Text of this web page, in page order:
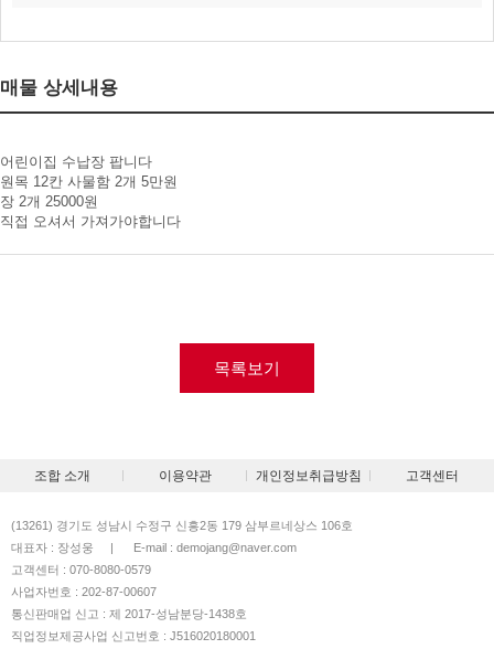
매물 상세내용
어린이집 수납장 팝니다
원목 12칸 사물함 2개 5만원
장 2개 25000원
직접 오셔서 가져가야합니다
목록보기
조합 소개 이용약관 개인정보취급방침 고객센터
(13261) 경기도 성남시 수정구 신흥2동 179 삼부르네상스 106호
대표자 : 장성웅
|
E-mail : demojang@naver.com
고객센터 : 070-8080-0579
사업자번호 : 202-87-00607
통신판매업 신고 : 제 2017-성남분당-1438호
직업정보제공사업 신고번호 : J516020180001